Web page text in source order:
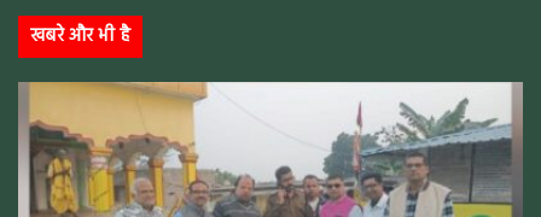
खबरे और भी है